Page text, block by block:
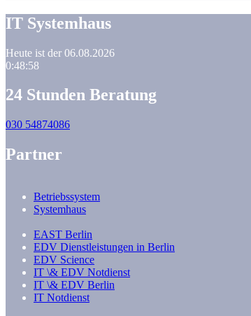
IT Systemhaus
Heute ist der 06.08.2026
0:48:59
24 Stunden Beratung
030 54874086
Partner
Betriebssystem
Systemhaus
EAST Berlin
EDV Dienstleistungen in Berlin
EDV Science
IT \& EDV Notdienst
IT \& EDV Berlin
IT Notdienst